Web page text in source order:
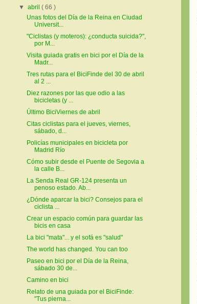
▼abril( 66 )
Unas fotos del Día de la Reina en Ciudad
Universit...
"Ciclistas (y moteros): ¿conducta suicida?",
por M...
Visita guiada gratis en bici por el Día de la
Madr...
Tres rutas para el BiciFinde del 30 de abril
al 2 ...
Diez razones por las que odio a las
bicicletas (y ...
Último BiciViernes de abril
Citas ciclistas para el jueves, viernes,
sábado, d...
Policías municipales en bicicleta por
Madrid Río
Cómo subir desde el Puente de Segovia a
la calle B...
La Senda Real GR-124 presenta un
penoso estado. Ab...
¿Dónde aparcar la bici? Consejos para el
ciclista ...
Crear un espacio común para guardar las
bicis en casa
La bici "mata"... y el sofá es "salud"
The world has changed. You can too
Paseo en bici por el Día de la Reina,
sábado 30 de...
Camino en bici
Relato de una guiada por el BiciFinde:
"Tus pierna...